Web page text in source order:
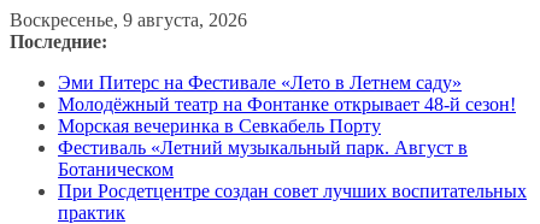
Перейти
к
Воскресенье, 9 августа, 2026
Последние:
Эми Питерс на Фестивале «Лето в Летнем саду»
Молодёжный театр на Фонтанке открывает 48-й сезон!
Морская вечеринка в Севкабель Порту
Фестиваль «Летний музыкальный парк. Август в
Ботаническом
При Росдетцентре создан совет лучших воспитательных
практик